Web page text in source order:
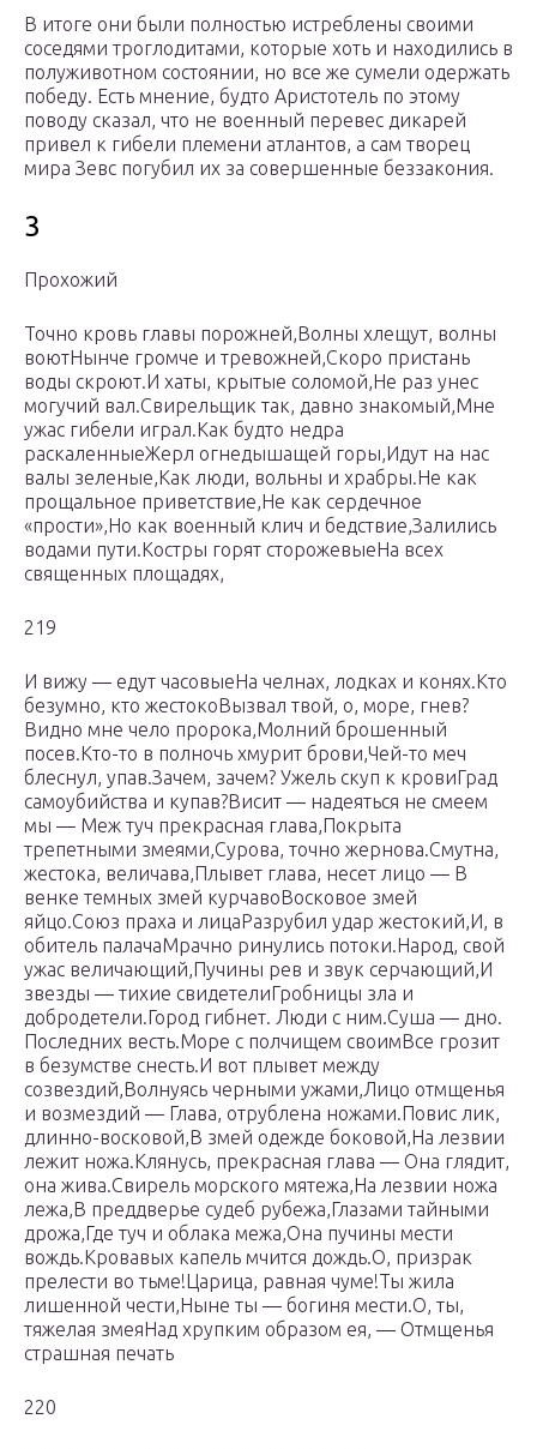
В итоге они были полностью истреблены своими
соседями троглодитами, которые хоть и находились в
полуживотном состоянии, но все же сумели одержать
победу. Есть мнение, будто Аристотель по этому
поводу сказал, что не военный перевес дикарей
привел к гибели племени атлантов, а сам творец
мира Зевс погубил их за совершенные беззакония.
3
Прохожий
Точно кровь главы порожней,Волны хлещут, волны
воютНынче громче и тревожней,Скоро пристань
воды скроют.И хаты, крытые соломой,Не раз унес
могучий вал.Свирельщик так, давно знакомый,Мне
ужас гибели играл.Как будто недра
раскаленныеЖерл огнедышащей горы,Идут на нас
валы зеленые,Как люди, вольны и храбры.Не как
прощальное приветствие,Не как сердечное
«прости»,Но как военный клич и бедствие,Залились
водами пути.Костры горят сторожевыеНа всех
священных площадях,
219
И вижу — едут часовыеНа челнах, лодках и конях.Кто
безумно, кто жестокоВызвал твой, о, море, гнев?
Видно мне чело пророка,Молний брошенный
посев.Кто-то в полночь хмурит брови,Чей-то меч
блеснул, упав.Зачем, зачем? Ужель скуп к кровиГрад
самоубийства и купав?Висит — надеяться не смеем
мы — Меж туч прекрасная глава,Покрыта
трепетными змеями,Сурова, точно жернова.Смутна,
жестока, величава,Плывет глава, несет лицо — В
венке темных змей курчавоВосковое змей
яйцо.Союз праха и лицаРазрубил удар жестокий,И, в
обитель палачаМрачно ринулись потоки.Народ, свой
ужас величающий,Пучины рев и звук серчающий,И
звезды — тихие свидетелиГробницы зла и
добродетели.Город гибнет. Люди с ним.Суша — дно.
Последних весть.Море с полчищем своимВсе грозит
в безумстве снесть.И вот плывет между
созвездий,Волнуясь черными ужами,Лицо отмщенья
и возмездий — Глава, отрублена ножами.Повис лик,
длинно-восковой,В змей одежде боковой,На лезвии
лежит ножа.Клянусь, прекрасная глава — Она глядит,
она жива.Свирель морского мятежа,На лезвии ножа
лежа,В преддверье судеб рубежа,Глазами тайными
дрожа,Где туч и облака межа,Она пучины мести
вождь.Кровавых капель мчится дождь.О, призрак
прелести во тьме!Царица, равная чуме!Ты жила
лишенной чести,Ныне ты — богиня мести.О, ты,
тяжелая змеяНад хрупким образом ея, — Отмщенья
страшная печать
220